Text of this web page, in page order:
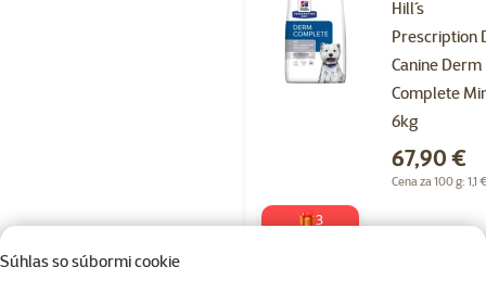
Súhlas so súbormi cookie
Hill´s
Prescription
Canine Derm
Complete
6kg
Cena
67,90 €
Cena za 100 g: 1,1
🎁3